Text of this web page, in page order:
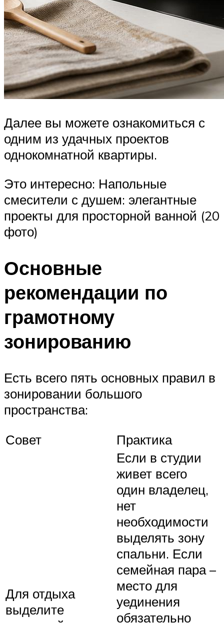
Далее вы можете ознакомиться с
одним из удачных проектов
однокомнатной квартиры.
Это интересно: Напольные
смесители с душем: элегантные
проекты для просторной ванной (20
фото)
Основные
рекомендации по
грамотному
зонированию
Есть всего пять основных правил в
зонировании большого
пространства:
Совет
Практика
Для отдыха
выделите
Если в студии
живет всего
один владелец,
нет
необходимости
выделять зону
спальни. Если
семейная пара –
место для
уединения
обязательно